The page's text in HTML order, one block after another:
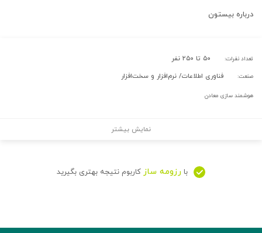
درباره بیستون
تعداد نفرات: ۵۰ تا ۲۵۰ نفر
صنعت: فناوری اطلاعات/ نرم‌افزار و سخت‌افزار
هوشمند سازی معادن
نمایش بیشتر
با رزومه ساز کاربوم نتیجه بهتری بگیرید